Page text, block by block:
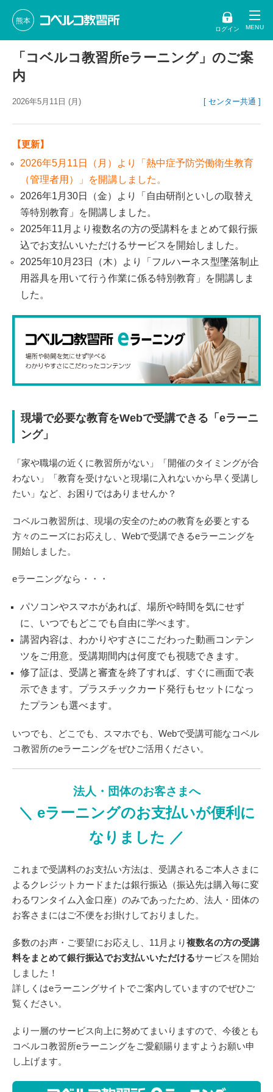
熊本
ログイン
「コベルコ教習所eラーニング」のご案
内
2026年5月11日 (月) [ センター共通 ]
【更新】
2026年5月11日（月）より「熱中症予防労働衛生教育
（管理者用）」を開講しました。
2026年1月30日（金）より「自由研削といしの取替え
等特別教育」を開講しました。
2025年11月より複数名の方の受講料をまとめて銀行振
込でお支払いいただけるサービスを開始しました。
2025年10月23日（木）より「フルハーネス型墜落制止
用器具を用いて行う作業に係る特別教育」を開講しま
した。
現場で必要な教育をWebで受講できる「eラーニ
ング」
「家や職場の近くに教習所がない」「開催のタイミングが合
わない」「教育を受けないと現場に入れないから早く受講し
たい」など、お困りではありませんか？
コベルコ教習所は、現場の安全のための教育を必要とする
方々のニーズにお応えし、Webで受講できるeラーニングを
開始しました。
eラーニングなら・・・
パソコンやスマホがあれば、場所や時間を気にせず
に、いつでもどこでも自由に学べます。
講習内容は、わかりやすさにこだわった動画コンテン
ツをご用意。受講期間内は何度でも視聴できます。
修了証は、受講と審査を終了すれば、すぐに画面で表
示できます。プラスチックカード発行もセットになっ
たプランも選べます。
いつでも、どこでも、スマホでも、Webで受講可能なコベル
コ教習所のeラーニングをぜひご活用ください。
法人・団体のお客さまへ
＼ eラーニングのお支払いが便利に
なりました ／
これまで受講料のお支払い方法は、受講されるご本人さまに
よるクレジットカードまたは銀行振込（振込先は購入毎に変
わるワンタイム入金口座）のみであったため、法人・団体の
お客さまにはご不便をお掛けしておりました。
多数のお声・ご要望にお応えし、11月より複数名の方の受講
料をまとめて銀行振込でお支払いいただけるサービスを開始
しました！
詳しくはeラーニングサイトでご案内していますのでぜひご
覧ください。
より一層のサービス向上に努めてまいりますので、今後とも
コベルコ教習所eラーニングをご愛顧賜りますようお願い申
し上げます。